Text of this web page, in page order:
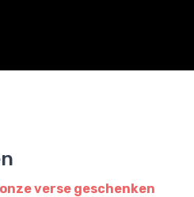
verse geschenken